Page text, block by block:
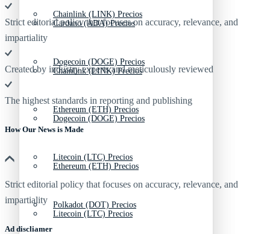
Chainlink (LINK) Precios
Dogecoin (DOGE) Precios
Ethereum (ETH) Precios
Litecoin (LTC) Precios
Polkadot (DOT) Precios
Cardano (ADA) Precios
Chainlink (LINK) Precios
Dogecoin (DOGE) Precios
Ethereum (ETH) Precios
Litecoin (LTC) Precios
Strict editorial policy that focuses on accuracy, relevance, and
impartiality
Created by industry experts and meticulously reviewed
The highest standards in reporting and publishing
How Our News is Made
Strict editorial policy that focuses on accuracy, relevance, and
impartiality
Ad discliamer